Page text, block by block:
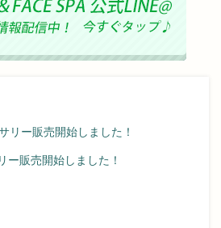
ー販売開始しました！